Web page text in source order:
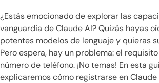
¿Estás emocionado de explorar las
vanguardia de Claude AI? Quizás hayas
potentes modelos de lenguaje y quieras
Pero espera, hay un problema: el
número de teléfono. ¡No temas! En esta
explicaremos cómo registrarse en